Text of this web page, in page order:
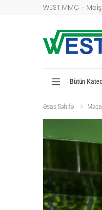
WEST MMC -
Bütün
Əsas Səhifə